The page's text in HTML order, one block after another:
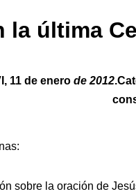
la última
11 de enero de 2012
sobre la oración de